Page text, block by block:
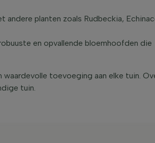
andere planten zoals Rudbeckia,
en opvallende bloemhoofden die
waardevolle toevoeging aan elke tuin.
tuin.